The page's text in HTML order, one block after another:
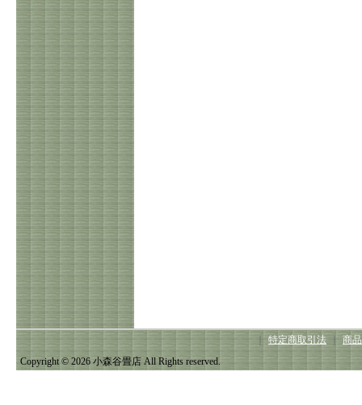
｜ 特定商取引法 ｜ 商
Copyright © 2026 小森谷畳店 All Rights reserved.